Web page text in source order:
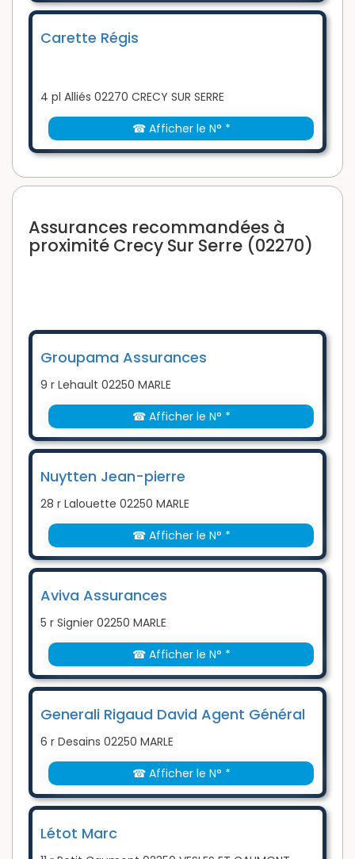
Carette Régis
4 pl Alliés 02270 CRECY SUR SERRE
☎ Afficher le N° *
Assurances recommandées à
proximité Crecy Sur Serre (02270)
Groupama Assurances
9 r Lehault 02250 MARLE
☎ Afficher le N° *
Nuytten Jean-pierre
28 r Lalouette 02250 MARLE
☎ Afficher le N° *
Aviva Assurances
5 r Signier 02250 MARLE
☎ Afficher le N° *
Generali Rigaud David Agent Général
6 r Desains 02250 MARLE
☎ Afficher le N° *
Létot Marc